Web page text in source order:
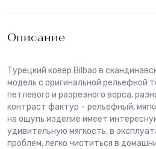
Описание
Турецкий ковер Bilbao в
модель с оригинальной рельефной
петлевого и разрезного ворса,
контраст фактур – рельефный,
на ощупь изделие имеет
удивительную мягкость, в
проблем, легко чиститься в